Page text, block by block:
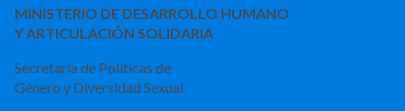
MINISTERIO DE DESARROLLO HUMANO
Y ARTICULACIÓN SOLIDARIA
Secretaría de Políticas de
Género y Diversidad Sexual